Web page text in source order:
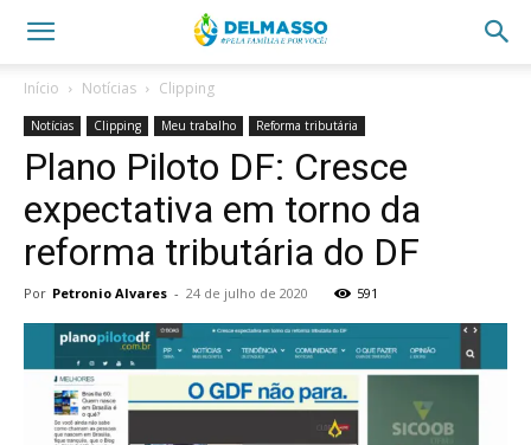
Início Notícias Clipping
Notícias Clipping Meu trabalho Reforma tributária
Plano Piloto DF: Cresce
expectativa em torno da
reforma tributária do DF
Por Petronio Alvares - 24 de julho de 2020 591